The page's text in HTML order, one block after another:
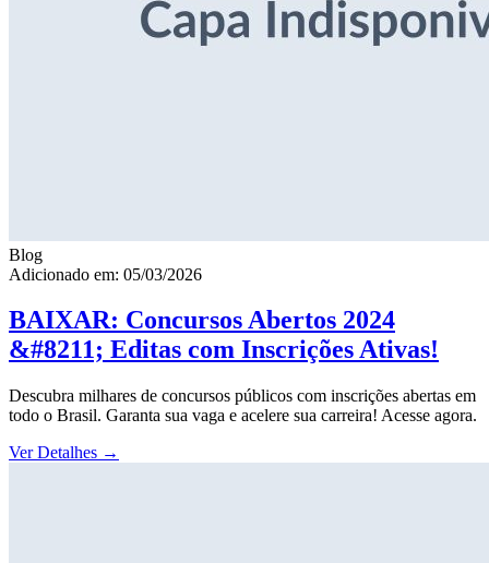
Blog
Adicionado em: 05/03/2026
BAIXAR: Concursos Abertos 2024
&#8211; Editas com Inscrições Ativas!
Descubra milhares de concursos públicos com inscrições abertas em
todo o Brasil. Garanta sua vaga e acelere sua carreira! Acesse agora.
Ver Detalhes →